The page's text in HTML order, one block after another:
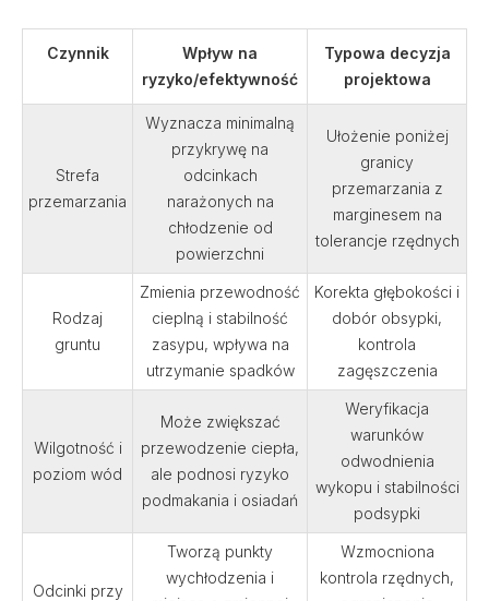
Czynnik
Wpływ na
ryzyko/efektywność
Typowa decyzja
projektowa
Strefa
przemarzania
Wyznacza minimalną
przykrywę na
odcinkach
narażonych na
chłodzenie od
powierzchni
Ułożenie poniżej
granicy
przemarzania z
marginesem na
tolerancje rzędnych
Rodzaj
gruntu
Zmienia przewodność
cieplną i stabilność
zasypu, wpływa na
utrzymanie spadków
Korekta głębokości i
dobór obsypki,
kontrola
zagęszczenia
Wilgotność i
poziom wód
Może zwiększać
przewodzenie ciepła,
ale podnosi ryzyko
podmakania i osiadań
Weryfikacja
warunków
odwodnienia
wykopu i stabilności
podsypki
Odcinki przy
Tworzą punkty
wychłodzenia i
Wzmocniona
kontrola rzędnych,